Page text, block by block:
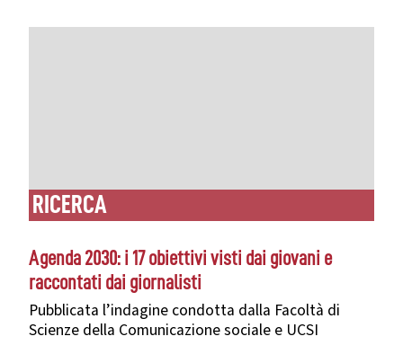
RICERCA
Agenda 2030: i 17 obiettivi visti dai giovani e
raccontati dai giornalisti
Pubblicata l’indagine condotta dalla Facoltà di
Scienze della Comunicazione sociale e UCSI